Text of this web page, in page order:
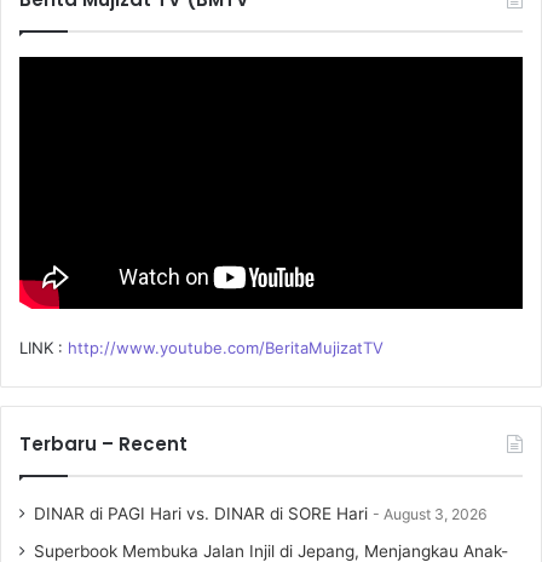
f
o
LINK : http://www.youtube.com/BeritaMujizatTV
Terbaru – Recent
DINAR di PAGI Hari vs. DINAR di SORE Hari August 3, 2026
Superbook Membuka Jalan Injil di Jepang, Menjangkau Anak-